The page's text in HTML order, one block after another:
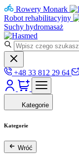
Rowery Monark
Robot rehabilitacyjny
Suchy hydromasaż
+48 33 812 29 64
Kategorie
Kategorie
Wróć